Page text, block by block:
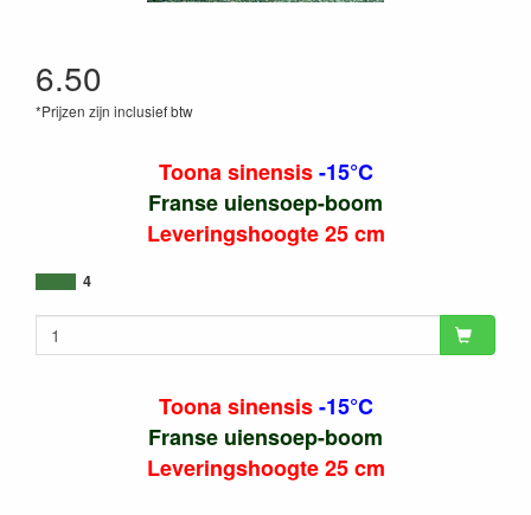
6.50
*Prijzen zijn inclusief btw
Toona sinensis-15°C
Franse uiensoep-boom
Leveringshoogte 25 cm
4
Toona sinensis-15°C
Franse uiensoep-boom
Leveringshoogte 25 cm